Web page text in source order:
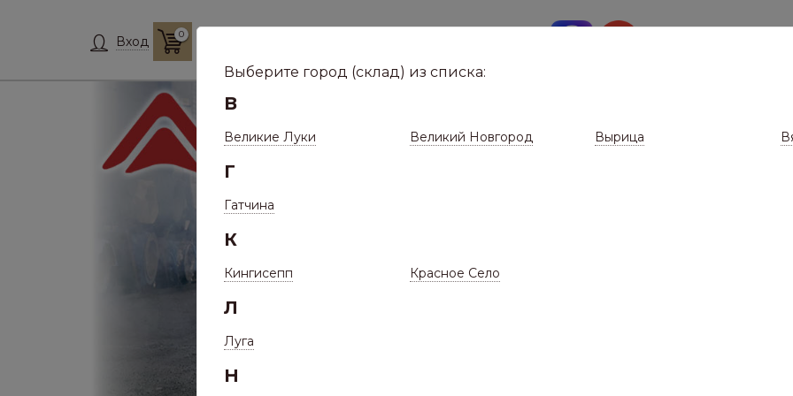
Вход 0
Выберите город (склад) из списка:
В
Великие Луки Великий Новгород Вырица
Г
Гатчина
К
Кингисепп Красное Село
Л
Луга
Н